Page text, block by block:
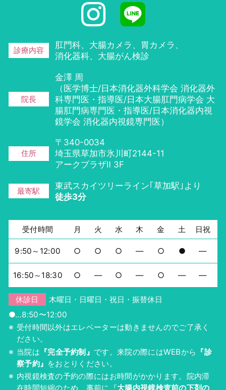
診療内容
肛門科、大腸カメラ、胃カメラ、
消化器科、 大腸がん検診
院長
金澤 周
（医学博士/日本消化器外科学会 消化器外
科専門医・指導医/日本大腸肛門病学会 大
腸肛門病専門医・指導医/日本消化器内視
鏡学会 消化器内視鏡専門医）
住所
〒340-0034
埼玉県草加市氷川町2144-11
アークプラザⅡ 3F
最寄駅
東武スカイツリーライン｢草加駅｣より
徒歩3分
休診日
木曜日・日曜日・祝日・振替休日
●…8:50〜12:00
受付時間以外はエレベーターは動きませんのでご了承く
ださい。
当院は 『完全予約制』 です。来院の際にはWEBから 『診
察予約』 をおとりください。
内視鏡検査の予約の際にはお時間がかかります。院内滞
在時間短縮のため、事前に『大腸内視鏡検査前の下剤の
受付時間 月 火 水 木 金 土 日祝
9:50～12:00 ○ ○ ○ ― ○ ● ―
16:50～18:30 ○ ― ○ ― ○ ― ―